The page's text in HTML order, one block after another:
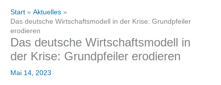
Start
Aktuelles
Das deutsche Wirtschaftsmodell in der Krise: Grundpfeiler
erodieren
Das deutsche Wirtschaftsmodell in
der Krise: Grundpfeiler erodieren
Mai 14, 2023